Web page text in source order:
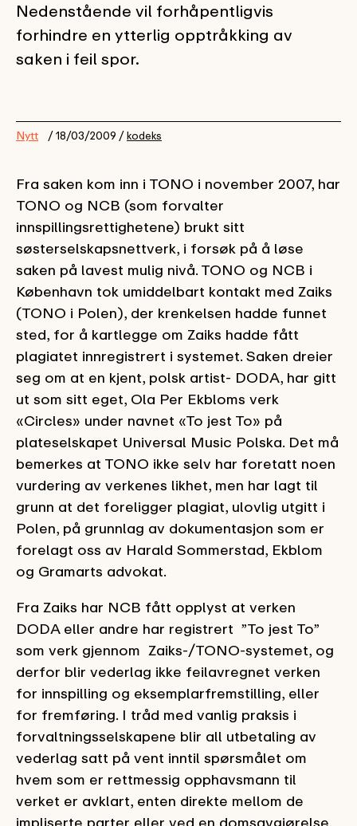
Nedenstående vil forhåpentligvis
forhindre en ytterlig opptråkking av
saken i feil spor.
Nytt / 18/03/2009 /kodeks
Fra saken kom inn i TONO i november 2007, har
TONO og NCB (som forvalter
innspillingsrettighetene) brukt sitt
søsterselskapsnettverk, i forsøk på å løse
saken på lavest mulig nivå. TONO og NCB i
København tok umiddelbart kontakt med Zaiks
(TONO i Polen), der krenkelsen hadde funnet
sted, for å kartlegge om Zaiks hadde fått
plagiatet innregistrert i systemet. Saken dreier
seg om at en kjent, polsk artist- DODA, har gitt
ut som sitt eget, Ola Per Ekbloms verk
«Circles» under navnet «To jest To» på
plateselskapet Universal Music Polska. Det må
bemerkes at TONO ikke selv har foretatt noen
vurdering av verkenes likhet, men har lagt til
grunn at det foreligger plagiat, ulovlig utgitt i
Polen, på grunnlag av dokumentasjon som er
forelagt oss av Harald Sommerstad, Ekblom
og Gramarts advokat.
Fra Zaiks har NCB fått opplyst at verken
DODA eller andre har registrert ”To jest To”
som verk gjennom Zaiks-/TONO-systemet, og
derfor blir vederlag ikke feilavregnet verken
for innspilling og eksemplarfremstilling, eller
for fremføring. I tråd med vanlig praksis i
forvaltningsselskapene blir all utbetaling av
vederlag satt på vent inntil spørsmålet om
hvem som er rettmessig opphavsmann til
verket er avklart, enten direkte mellom de
impliserte parter eller ved en domsavgjørelse.